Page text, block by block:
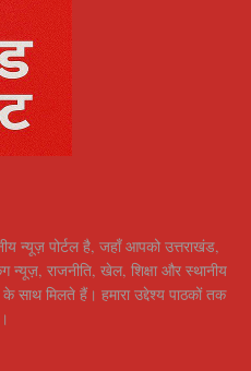
न्यूज़ पोर्टल है, जहाँ आपको उत्तराखंड,
न्यूज़, राजनीति, खेल, शिक्षा और स्थानीय
मिलते हैं। हमारा उद्देश्य पाठकों तक